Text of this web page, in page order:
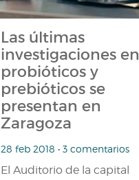
Las últimas
investigaciones en
probióticos y
prebióticos se
presentan en
Zaragoza
28 feb 2018 • 3 comentarios
El Auditorio de la capital